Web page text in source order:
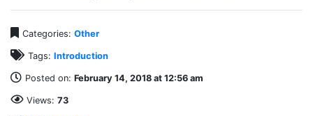
Categories: Other
Tags: Introduction
Posted on: February 14, 2018 at 12:56 am
Views: 73